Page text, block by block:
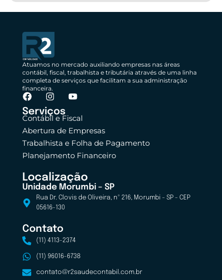
Atuamos no mercado auxiliando empresas nas áreas
contábil, fiscal, trabalhista e tributária através de uma linha
completa de serviços que facilitam a sua administração
financeira.
Serviços
Contábil e Fiscal
Abertura de Empresas
Trabalhista e Folha de Pagamento
Planejamento Financeiro
Localização
Unidade Morumbi – SP
Rua Dr. Clovis de Oliveira, nº 216, Morumbi - SP - CEP
05616-130
Contato
(11) 4113-2374
(11) 96016-6738
contato@r2saudecontabil.com.br